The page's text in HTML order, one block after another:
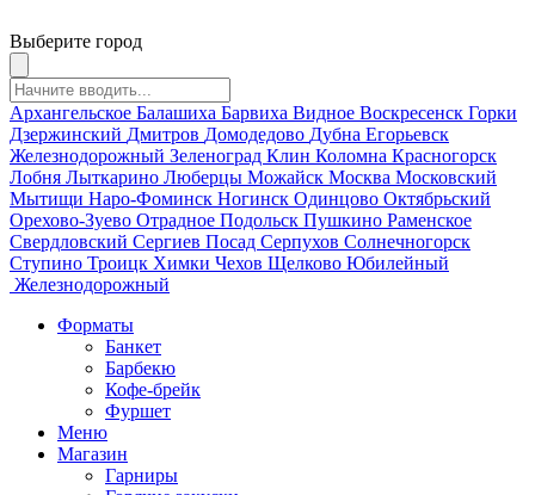
Выберите город
Архангельское Балашиха Барвиха Видное Воскресенск Горки
Дзержинский Дмитров Домодедово Дубна Егорьевск
Железнодорожный Зеленоград Клин Коломна Красногорск
Лобня Лыткарино Люберцы Можайск Москва Московский
Мытищи Наро-Фоминск Ногинск Одинцово Октябрьский
Орехово-Зуево Отрадное Подольск Пушкино Раменское
Свердловский Сергиев Посад Серпухов Солнечногорск
Ступино Троицк Химки Чехов Щелково Юбилейный
Железнодорожный
Форматы
Банкет
Барбекю
Кофе-брейк
Фуршет
Меню
Магазин
Гарниры